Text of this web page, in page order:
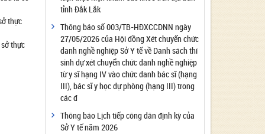
thực
thực
Công bố đủ điều kiện cung cấp dịch vụ diệt
côn trùng, diệt khuẩn bằng chế phẩm
Công bố cơ sở đủ điều kiện quan trắc môi
trường lao động
Công bố hồ sơ về trang thiết bị y tế
Công bố cơ sở đủ điều kiện tiêm chủng
Cơ sở Massage đủ điều kiện hoạt động
Cơ sở thẩm mỹ đủ điều kiện hoạt động
tỉnh Đắk Lắk
Thông báo số 003/TB-HĐXCCDNN ngày
27/05/2026 của Hội đồng Xét chuyển chức
danh nghề nghiệp Sở Y tế về Danh sách thí
sinh dự xét chuyển chức danh nghề nghiệp
từ y sĩ hạng IV vào chức danh bác sĩ (hạng
III), bác sĩ y học dự phòng (hạng III) trong
các đ
Thông báo Lịch tiếp công dân định kỳ của
Sở Y tế năm 2026